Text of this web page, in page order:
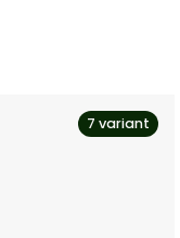
7 variant